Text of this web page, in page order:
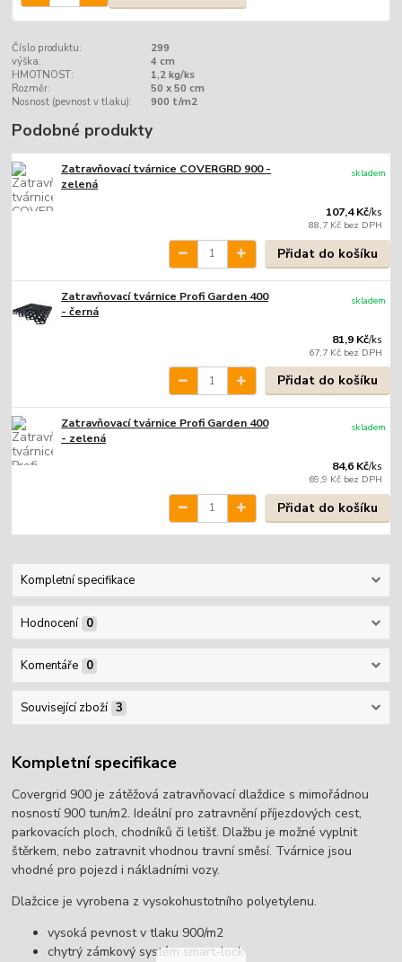
Číslo produktu:
299
výška:
4 cm
HMOTNOST:
1,2 kg/ks
Rozměr:
50 x 50 cm
Nosnost (pevnost v tlaku):
900 t/m2
Podobné produkty
Zatravňovací tvárnice COVERGRD 900 -
zelená
107,4 Kč/ks
88,7 Kč bez DPH
skladem
Přidat do košíku
Zatravňovací tvárnice Profi Garden 400
- černá
81,9 Kč/ks
67,7 Kč bez DPH
skladem
Přidat do košíku
Zatravňovací tvárnice Profi Garden 400
- zelená
84,6 Kč/ks
69,9 Kč bez DPH
skladem
Přidat do košíku
Kompletní specifikace
Hodnocení 0
Komentáře 0
Související zboží 3
Kompletní specifikace
Covergrid 900 je zátěžová zatravňovací dlaždice s mimořádnou
nosností 900 tun/m2. Ideální pro zatravnění příjezdových cest,
parkovacích ploch, chodníků či letišť. Dlažbu je možné vyplnit
štěrkem, nebo zatravnit vhodnou travní směsí. Tvárnice jsou
vhodné pro pojezd i nákladními vozy.
Dlažcice je vyrobena z vysokohustotního polyetylenu.
vysoká pevnost v tlaku 900/m2
chytrý zámkový systém smart-lock